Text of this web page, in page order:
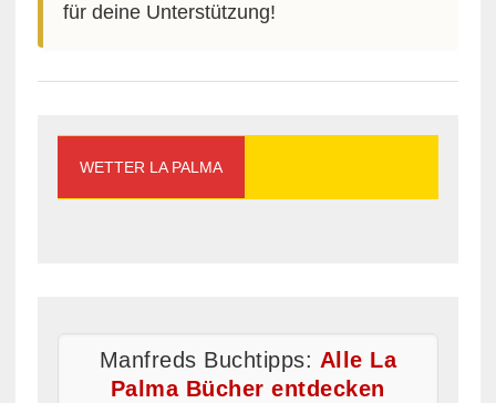
für deine Unterstützung!
WETTER LA PALMA
Manfreds Buchtipps: Alle La
Palma Bücher entdecken